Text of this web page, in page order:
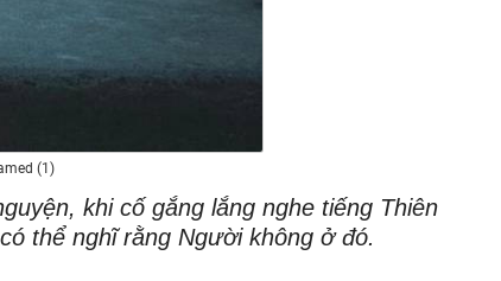
(1)
khi cố gắng lắng nghe tiếng Thiên
thể nghĩ rằng Người không ở đó.